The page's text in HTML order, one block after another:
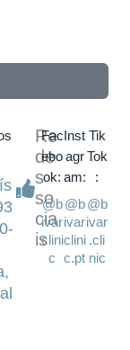
Re
de
s
so
cia
is
Fac
ebo
ok:
@b
ivar
clini
c
Inst
agr
am:
@b
ivar
clini
c.pt
Tik
Tok
:
@b
ivar
.cli
nic